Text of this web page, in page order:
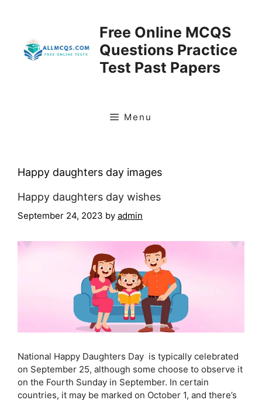
Free Online MCQS
Questions Practice
Test Past Papers
Menu
Happy daughters day images
Happy daughters day wishes
September 24, 2023 by admin
National Happy Daughters Day is typically celebrated
on September 25, although some choose to observe it
on the Fourth Sunday in September. In certain
countries, it may be marked on October 1, and there’s